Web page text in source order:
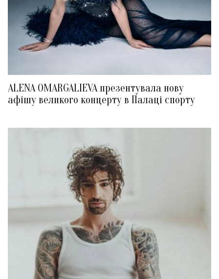
ALENA OMARGALIEVA презентувала нову
афішу великого концерту в Палаці спорту